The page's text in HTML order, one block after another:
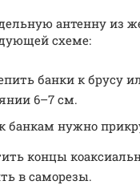
антенну из
схеме:
банки к брусу
6–7 см.
банкам нужно
концы
в саморезы.